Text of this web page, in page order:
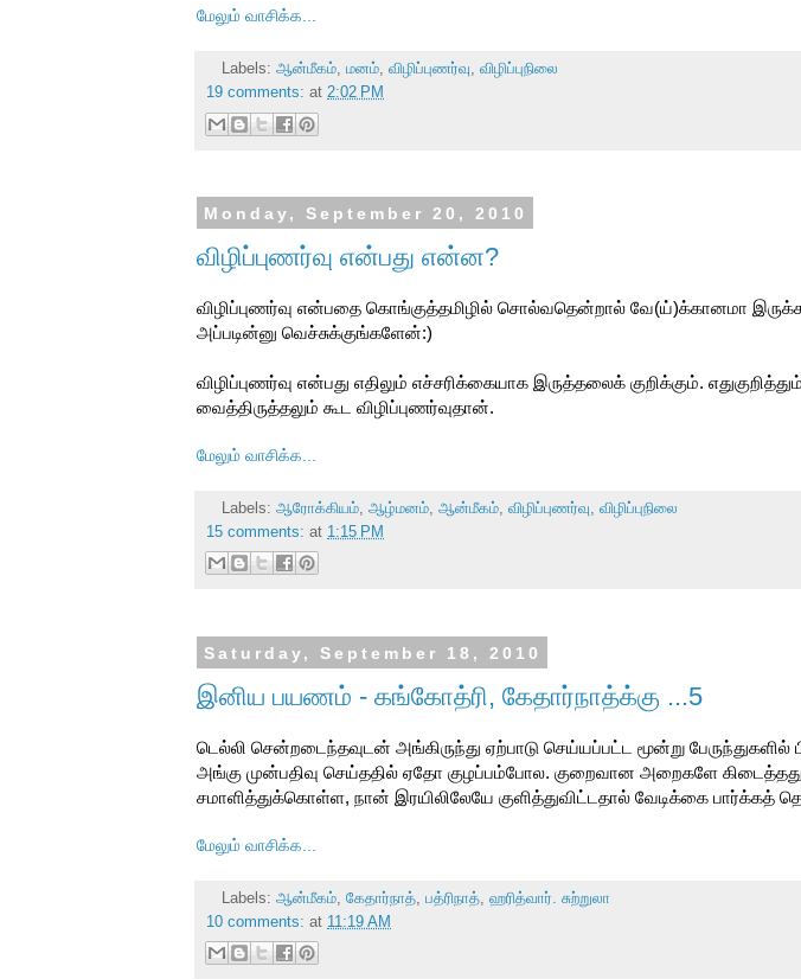
மேலும் வாசிக்க...
Labels: ஆன்மீகம், மனம், விழிப்புணர்வு, விழிப்புநிலை
19 comments: at 2:02 PM
Monday, September 20, 2010
விழிப்புணர்வு என்பது என்ன?
விழிப்புணர்வு என்பதை கொங்குத்தமிழில் சொல்வதென்றால் வே(ய்)க்கானமா
அப்படின்னு வெச்சுக்குங்களேன்:)
விழிப்புணர்வு என்பது எதிலும் எச்சரிக்கையாக இருத்தலைக் குறிக்கும்.
வைத்திருத்தலும் கூட விழிப்புணர்வுதான்.
மேலும் வாசிக்க...
Labels: ஆரோக்கியம், ஆழ்மனம், ஆன்மீகம், விழிப்புணர்வு, விழிப்புநிலை
15 comments: at 1:15 PM
Saturday, September 18, 2010
இனிய பயணம் - கங்கோத்ரி, கேதார்நாத்க்கு ...5
டெல்லி சென்றடைந்தவுடன் அங்கிருந்து ஏற்பாடு செய்யப்பட்ட மூன்று
அங்கு முன்பதிவு செய்ததில் ஏதோ குழப்பம்போல. குறைவான அறைகளே
சமாளித்துக்கொள்ள, நான் இரயிலிலேயே குளித்துவிட்டதால் வேடிக்கை பார்க்கத்
மேலும் வாசிக்க...
Labels: ஆன்மீகம், கேதார்நாத், பத்ரிநாத், ஹரித்வார். சுற்றுலா
10 comments: at 11:19 AM